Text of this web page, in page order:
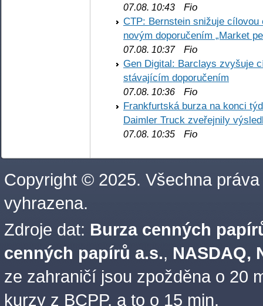
07.08. 10:43 Fio
CTP: Bernstein snižuje
novým doporučením „Market
07.08. 10:37Fio
Gen Digital: Barclays zvyšuje
stávajícím doporučením
07.08. 10:36 Fio
Frankfurtská burza na konci
Daimler Truck zveřejnily
07.08. 10:35 Fio
Copyright © 2025. Všechna práva
vyhrazena.
Zdroje dat: Burza cenných
cenných papírů a.s., NASDAQ,
ze zahraničí jsou zpožděna o 20
kurzy z BCPP, a to o 15 min.